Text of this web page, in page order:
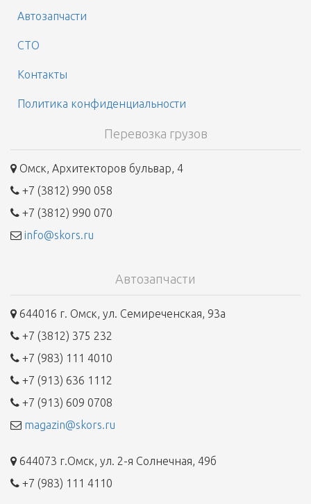
Автозапчасти
СТО
Контакты
Политика конфиденциальности
Перевозка грузов
Омск, Архитекторов бульвар, 4
+7 (3812) 990 058
+7 (3812) 990 070
info@skors.ru
Автозапчасти
644016 г. Омск, ул. Семиреченская, 93а
+7 (3812) 375 232
+7 (983) 111 4010
+7 (913) 636 1112
+7 (913) 609 0708
magazin@skors.ru
644073 г.Омск, ул. 2-я Солнечная, 49б
+7 (983) 111 4110